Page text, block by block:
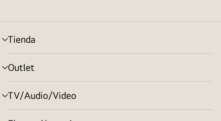
Tienda
Alternar
menú
Outlet
Alternar
menú
TV/Audio/Video
Alternar
menú